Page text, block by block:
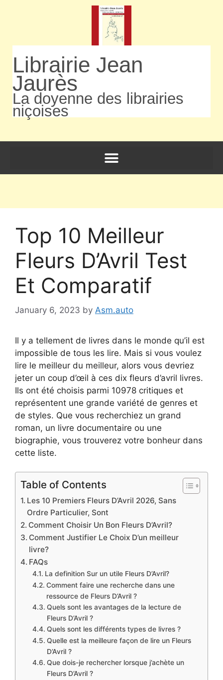
Librairie Jean
Jaurès
La doyenne des librairies
niçoises
Top 10 Meilleur
Fleurs D’Avril Test
Et Comparatif
January 6, 2023 by Asm.auto
Il y a tellement de livres dans le monde qu’il est
impossible de tous les lire. Mais si vous voulez
lire le meilleur du meilleur, alors vous devriez
jeter un coup d’œil à ces dix fleurs d’avril livres.
Ils ont été choisis parmi 10978 critiques et
représentent une grande variété de genres et
de styles. Que vous recherchiez un grand
roman, un livre documentaire ou une
biographie, vous trouverez votre bonheur dans
cette liste.
Table of Contents
Les 10 Premiers Fleurs D’Avril 2026, Sans
Ordre Particulier, Sont
Comment Choisir Un Bon Fleurs D’Avril?
Comment Justifier Le Choix D’un meilleur
livre?
FAQs
La definition Sur un utile Fleurs D’Avril?
Comment faire une recherche dans une
ressource de Fleurs D’Avril ?
Quels sont les avantages de la lecture de
Fleurs D’Avril ?
Quels sont les différents types de livres ?
Quelle est la meilleure façon de lire un Fleurs
D’Avril ?
Que dois-je rechercher lorsque j’achète un
Fleurs D’Avril ?